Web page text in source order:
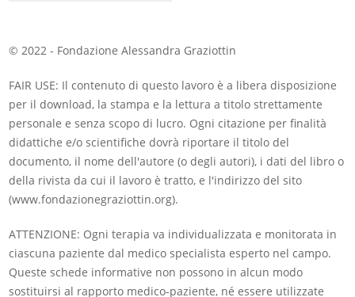
© 2022 - Fondazione Alessandra Graziottin
FAIR USE: Il contenuto di questo lavoro è a libera disposizione
per il download, la stampa e la lettura a titolo strettamente
personale e senza scopo di lucro. Ogni citazione per finalità
didattiche e/o scientifiche dovrà riportare il titolo del
documento, il nome dell'autore (o degli autori), i dati del libro o
della rivista da cui il lavoro è tratto, e l'indirizzo del sito
(www.fondazionegraziottin.org).
ATTENZIONE: Ogni terapia va individualizzata e monitorata in
ciascuna paziente dal medico specialista esperto nel campo.
Queste schede informative non possono in alcun modo
sostituirsi al rapporto medico-paziente, né essere utilizzate